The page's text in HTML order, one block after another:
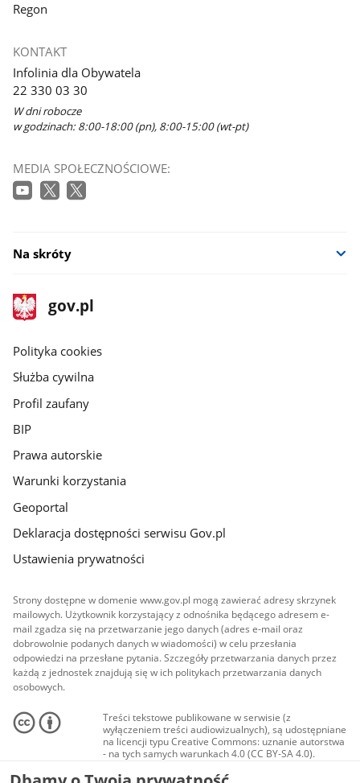
Regon
KONTAKT
Infolinia dla Obywatela
22 330 03 30
W dni robocze
w godzinach: 8:00-18:00 (pn), 8:00-15:00 (wt-pt)
MEDIA SPOŁECZNOŚCIOWE:
Na skróty
stopka
gov.pl
Strona
gov.pl
gov.pl
Polityka cookies
Służba cywilna
Profil zaufany
BIP
Prawa autorskie
Warunki korzystania
Geoportal
Deklaracja dostępności serwisu Gov.pl
Ustawienia prywatności
Strony dostępne w domenie www.gov.pl mogą zawierać adresy skrzynek
mailowych. Użytkownik korzystający z odnośnika będącego adresem e-
mail zgadza się na przetwarzanie jego danych (adres e-mail oraz
dobrowolnie podanych danych w wiadomości) w celu przesłania
odpowiedzi na przesłane pytania. Szczegóły przetwarzania danych przez
każdą z jednostek znajdują się w ich politykach przetwarzania danych
osobowych.
Treści tekstowe publikowane w serwisie (z
wyłączeniem treści audiowizualnych), są udostępniane
na licencji typu Creative Commons: uznanie autorstwa
- na tych samych warunkach 4.0 (CC BY-SA 4.0).
Materiały audiowizualne, w tym zdjęcia, materiały
audio i wideo, są udostępniane na licencji typu